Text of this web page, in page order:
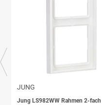
JUNG
Jung LS982WW Rahmen 2-fach